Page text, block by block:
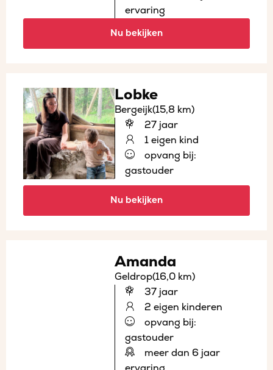
ervaring
Nu bekijken
Lobke
Bergeijk(15,8 km)
27 jaar
1 eigen kind
opvang bij:
gastouder
Nu bekijken
Amanda
Geldrop(16,0 km)
37 jaar
2 eigen kinderen
opvang bij:
gastouder
meer dan 6 jaar